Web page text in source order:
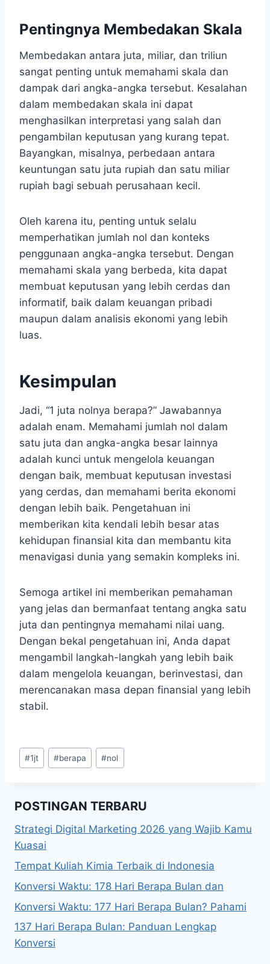
Pentingnya Membedakan Skala
Membedakan antara juta, miliar, dan triliun
sangat penting untuk memahami skala dan
dampak dari angka-angka tersebut. Kesalahan
dalam membedakan skala ini dapat
menghasilkan interpretasi yang salah dan
pengambilan keputusan yang kurang tepat.
Bayangkan, misalnya, perbedaan antara
keuntungan satu juta rupiah dan satu miliar
rupiah bagi sebuah perusahaan kecil.
Oleh karena itu, penting untuk selalu
memperhatikan jumlah nol dan konteks
penggunaan angka-angka tersebut. Dengan
memahami skala yang berbeda, kita dapat
membuat keputusan yang lebih cerdas dan
informatif, baik dalam keuangan pribadi
maupun dalam analisis ekonomi yang lebih
luas.
Kesimpulan
Jadi, “1 juta nolnya berapa?” Jawabannya
adalah enam. Memahami jumlah nol dalam
satu juta dan angka-angka besar lainnya
adalah kunci untuk mengelola keuangan
dengan baik, membuat keputusan investasi
yang cerdas, dan memahami berita ekonomi
dengan lebih baik. Pengetahuan ini
memberikan kita kendali lebih besar atas
kehidupan finansial kita dan membantu kita
menavigasi dunia yang semakin kompleks ini.
Semoga artikel ini memberikan pemahaman
yang jelas dan bermanfaat tentang angka satu
juta dan pentingnya memahami nilai uang.
Dengan bekal pengetahuan ini, Anda dapat
mengambil langkah-langkah yang lebih baik
dalam mengelola keuangan, berinvestasi, dan
merencanakan masa depan finansial yang lebih
stabil.
Post
Tags:
#1jt #berapa #nol
POSTINGAN TERBARU
Strategi Digital Marketing 2026 yang Wajib Kamu
Kuasai
Tempat Kuliah Kimia Terbaik di Indonesia
Konversi Waktu: 178 Hari Berapa Bulan dan
Konversi Waktu: 177 Hari Berapa Bulan? Pahami
137 Hari Berapa Bulan: Panduan Lengkap
Konversi